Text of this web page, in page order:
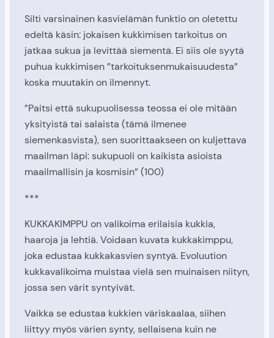
Silti varsinainen kasvielämän funktio on oletettu
edeltä käsin: jokaisen kukkimisen tarkoitus on
jatkaa sukua ja levittää siementä. Ei siis ole syytä
puhua kukkimisen ”tarkoituksenmukaisuudesta”
koska muutakin on ilmennyt.
”Paitsi että sukupuolisessa teossa ei ole mitään
yksityistä tai salaista (tämä ilmenee
siemenkasvista), sen suorittaakseen on kuljettava
maailman läpi: sukupuoli on kaikista asioista
maailmallisin ja kosmisin” (100)
***
KUKKAKIMPPU on valikoima erilaisia kukkia,
haaroja ja lehtiä. Voidaan kuvata kukkakimppu,
joka edustaa kukkakasvien syntyä. Evoluution
kukkavalikoima muistaa vielä sen muinaisen niityn,
jossa sen värit syntyivät.
Vaikka se edustaa kukkien väriskaalaa, siihen
liittyy myös värien synty, sellaisena kuin ne